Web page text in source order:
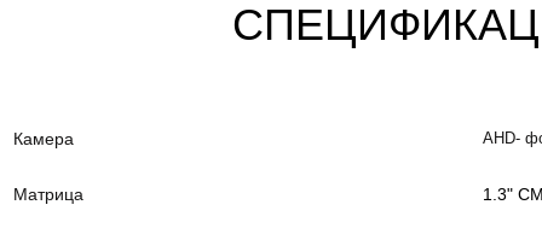
Камера AHD-
Матрица 1.3"